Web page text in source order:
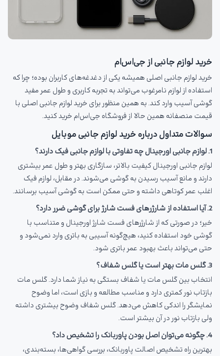
خرید لوازم جانبی از جی‌اس‌ام
خرید لوازم جانبی اصلی همیشه یکی از دغدغه‌های کاربران بوده؛ چرا که
استفاده از لوازم نامرغوب می‌تواند به تجربه کاربری و طول عمر مفید
گوشی آسیب وارد کند. به همین منظور برای خرید لوازم جانبی اصلی با
قیمت منصفانه همین حالا از فروشگاه جی‌اس‌ام خرید کنید.
سوالات متداول درباره خرید لوازم جانبی موبایل
1. لوازم جانبی اورجینال چه تفاوتی با لوازم جانبی فیک دارند؟
لوازم جانبی اورجینال کیفیت بالاتر، سازگاری بهتر و طول عمر بیشتری
دارند و مانع آسیب رسیدن به گوشی می‌شوند. در مقابل، لوازم فیک
اغلب عمر کوتاهی داشته و حتی ممکن است به گوشی آسیب برسانند.
2. آیا استفاده از شارژرهای فست شارژ برای گوشی ضرر دارد؟
خیر؛ در صورتی که از شارژرهای فست شارژ اورجینال و متناسب با
گوشی خود استفاده کنید، هیچ‌گونه آسیبی به باتری وارد نمی‌شود و
حتی می‌تواند باعث بهبود عمر باتری شود.
3. گلس مات بهتر است یا گلس شفاف؟
انتخاب بین گلس مات یا شفاف بستگی به نیاز شما دارد. گلس مات
بازتاب نور کمتری دارد و مناسب مطالعه و بازی است، اما وضوح
نمایشگر را اندکی کاهش می‌دهد. گلس شفاف وضوح بیشتری داشته
ولی بازتاب نور در آن بیشتر است.
4. چگونه می‌توان اصل بودن پاوربانک را تشخیص داد؟
بهترین راه تشخیص اصالت پاوربانک، بررسی گواهی‌ها، بسته‌بندی،